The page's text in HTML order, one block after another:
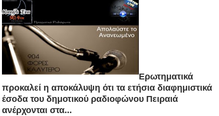
Ερωτηματικά
προκαλεί η αποκάλυψη ότι τα ετήσια διαφημιστικά
έσοδα του δημοτικού ραδιοφώνου Πειραιά
ανέρχονται στα...